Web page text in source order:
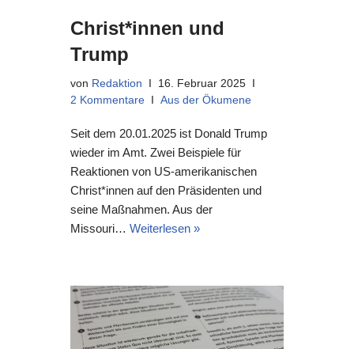
Christ*innen und
Trump
von Redaktion
16. Februar 2025
2 Kommentare
Aus der Ökumene
Seit dem 20.01.2025 ist Donald Trump
wieder im Amt. Zwei Beispiele für
Reaktionen von US-amerikanischen
Christ*innen auf den Präsidenten und
seine Maßnahmen. Aus der
Missouri… Weiterlesen »